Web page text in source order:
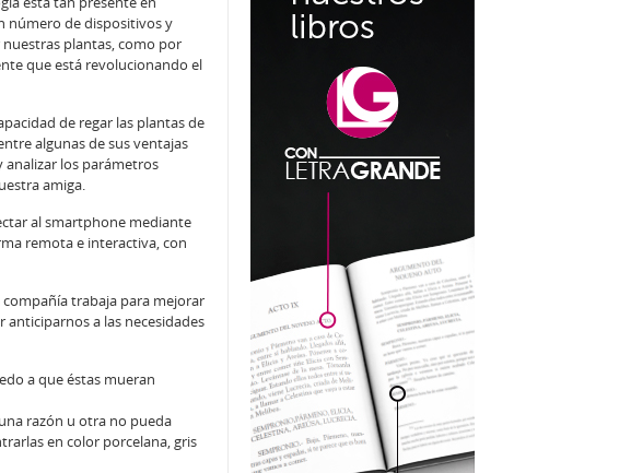
número de dispositivos y
plantas, como por
que está revolucionando el
de regar las plantas de
algunas de sus ventajas
analizar los parámetros
amiga.
al smartphone mediante
remota e interactiva, con
compañía trabaja para mejorar
a las necesidades
a que éstas mueran
razón u otra no pueda
en color porcelana, gris